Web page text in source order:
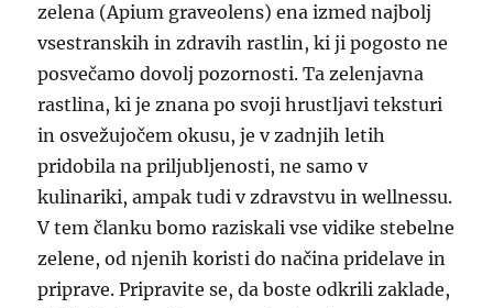
zelena (Apium graveolens) ena izmed najbolj
vsestranskih in zdravih rastlin, ki ji pogosto ne
posvečamo dovolj pozornosti. Ta zelenjavna
rastlina, ki je znana po svoji hrustljavi teksturi
in osvežujočem okusu, je v zadnjih letih
pridobila na priljubljenosti, ne samo v
kulinariki, ampak tudi v zdravstvu in wellnessu.
V tem članku bomo raziskali vse vidike stebelne
zelene, od njenih koristi do načina pridelave in
priprave. Pripravite se, da boste odkrili zaklade,